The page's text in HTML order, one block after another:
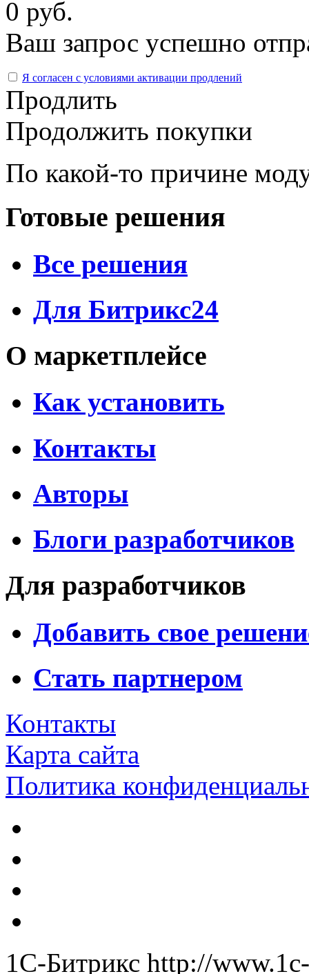
0 руб.
Ваш запрос успешно
Я согласен с условиями активации продлений
Продлить
Продолжить покупки
По какой-то причине
Готовые решения
Все решения
Для Битрикс24
О маркетплейсе
Как установить
Контакты
Авторы
Блоги разработчиков
Для разработчиков
Добавить свое
Стать партнером
Контакты
Карта сайта
Политика
1С-Битрикс http://